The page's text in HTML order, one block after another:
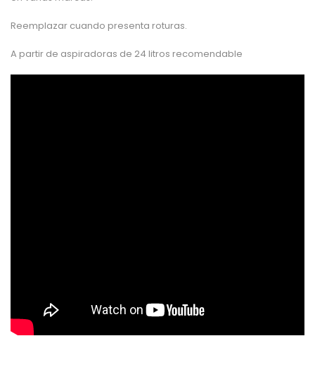
Reemplazar cuando presenta roturas.
A partir de aspiradoras de 24 litros recomendable